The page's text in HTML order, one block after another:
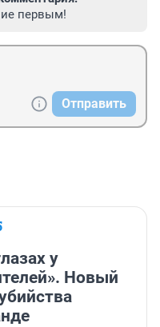
первым!
Отправить
у
Новый